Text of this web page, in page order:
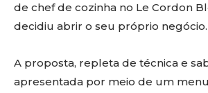
de chef de cozinha no Le Cordon
decidiu abrir o seu próprio negócio.
A proposta, repleta de técnica e
apresentada por meio de um